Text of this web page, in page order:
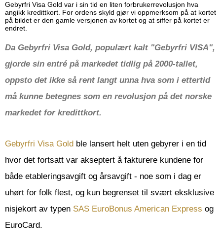
Gebyrfri Visa Gold var i sin tid en liten forbrukerrevolusjon hva
angikk kredittkort. For ordens skyld gjør vi oppmerksom på at kortet
på bildet er den gamle versjonen av kortet og at siffer på kortet er
endret.
Da Gebyrfri Visa Gold, populært kalt "Gebyrfri VISA",
gjorde sin entré på markedet tidlig på 2000-tallet,
oppsto det ikke så rent langt unna hva som i ettertid
må kunne betegnes som en revolusjon på det norske
markedet for kredittkort.
Gebyrfri Visa Gold ble lansert helt uten gebyrer i en tid
hvor det fortsatt var akseptert å fakturere kundene for
både etableringsavgift og årsavgift - noe som i dag er
uhørt for folk flest, og kun begrenset til svært eksklusive
nisjekort av typen SAS EuroBonus American Express og
EuroCard.